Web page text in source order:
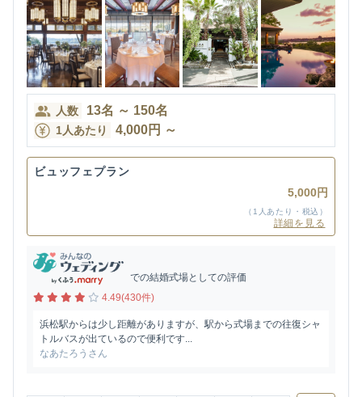
人数 13名 ～ 150名
1人あたり 4,000円 ～
ビュッフェプラン
5,000円
（1人あたり・税込）
詳細を見る
での結婚式場としての評価
4.49(430件)
浜松駅からは少し距離がありますが、駅から式場までの往復シャ
トルバスが出ているので便利です...
なあたろうさん